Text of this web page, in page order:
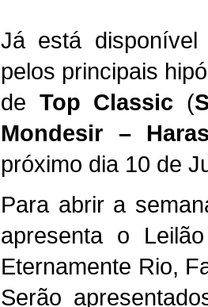
Já está
pelos principais
de Top Classic (
Mondesir –
próximo dia 10 de
Para abrir a
apresenta o
Eternamente Rio,
Serão